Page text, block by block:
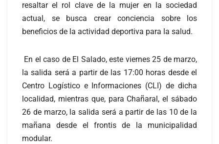
resaltar el rol clave de la mujer en la sociedad
actual, se busca crear conciencia sobre los
beneficios de la actividad deportiva para la salud.
En el caso de El Salado, este viernes 25 de marzo,
la salida será a partir de las 17:00 horas desde el
Centro Logístico e Informaciones (CLI) de dicha
localidad, mientras que, para Chañaral, el sábado
26 de marzo, la salida será a partir de las 10 de la
mañana desde el frontis de la municipalidad
modular.